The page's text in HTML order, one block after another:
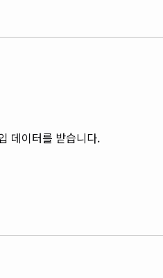
데이터를 받습니다.